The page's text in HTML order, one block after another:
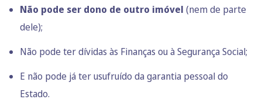
Não pode ser dono de outro imóvel (nem de parte
dele);
Não pode ter dívidas às Finanças ou à Segurança Social;
E não pode já ter usufruído da garantia pessoal do
Estado.